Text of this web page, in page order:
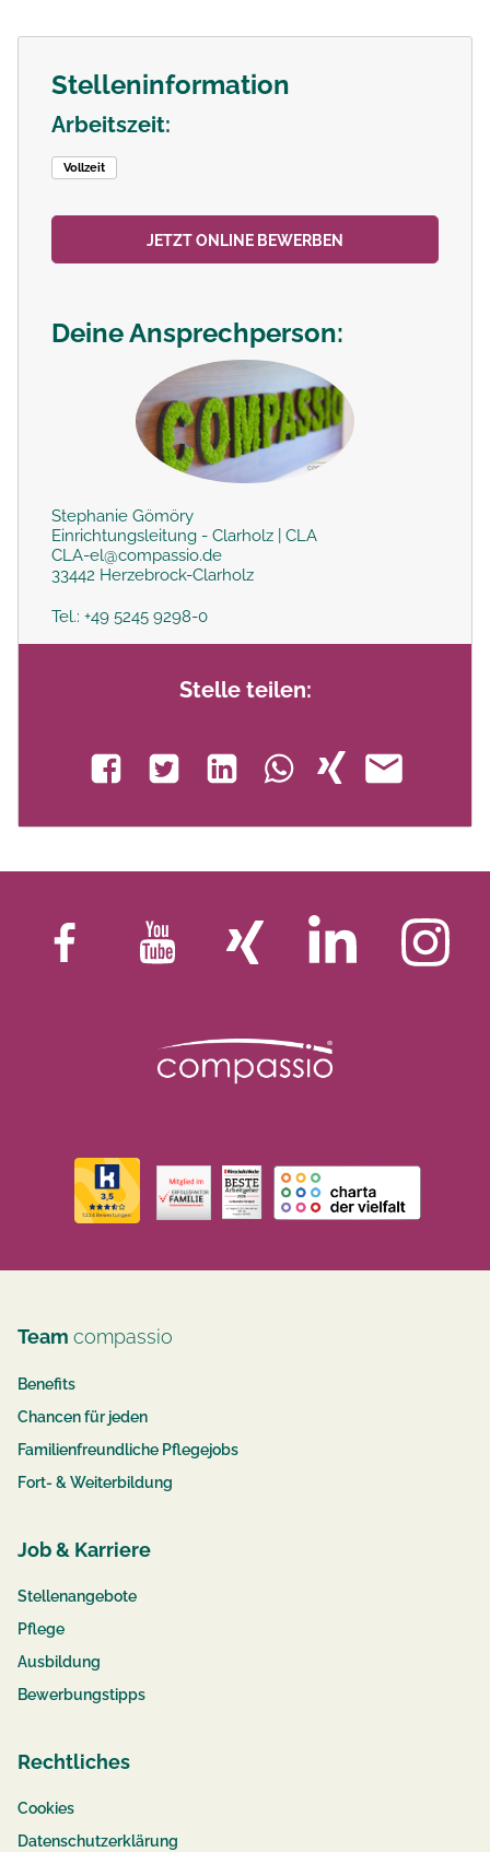
Stelleninformation
Arbeitszeit:
Vollzeit
JETZT ONLINE BEWERBEN
Deine Ansprechperson:
Stephanie Gömöry
Einrichtungsleitung - Clarholz | CLA
CLA-el@compassio.de
33442 Herzebrock-Clarholz
Tel.: +49 5245 9298-0
Stelle teilen:
Team compassio
Benefits
Chancen für jeden
Familienfreundliche Pflegejobs
Fort- & Weiterbildung
Job & Karriere
Stellenangebote
Pflege
Ausbildung
Bewerbungstipps
Rechtliches
Cookies
Datenschutzerklärung